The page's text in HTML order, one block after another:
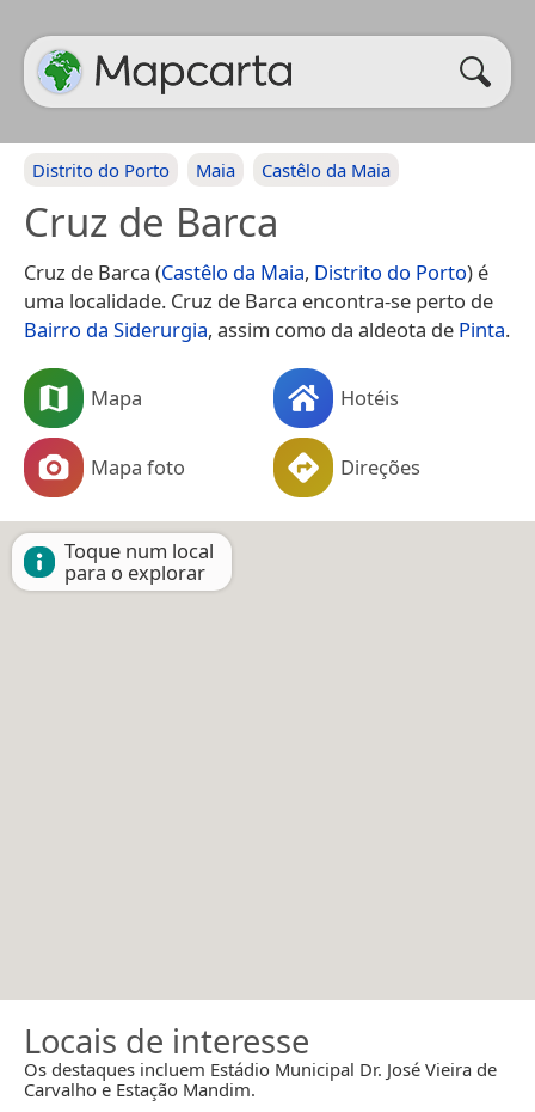
Distrito do Porto Maia Castêlo da Maia
Cruz de Barca
Cruz de Barca (Castêlo da Maia, Distrito do Porto) é
uma localidade. Cruz de Barca encontra-se perto de
Bairro da Siderurgia, assim como da aldeota de Pinta.
Mapa Hotéis
Mapa foto Direções
Toque num local
para o explorar
Locais de interesse
Os destaques incluem Estádio Municipal Dr. José Vieira de
Carvalho e Estação Mandim.